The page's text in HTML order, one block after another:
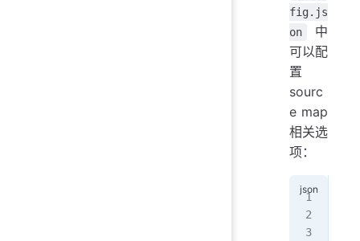
fig.js
on
中
可以配
置
sourc
e map
相关选
项：